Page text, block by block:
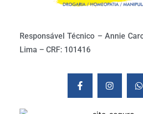
Responsável Técnico – Annie
Lima – CRF: 101416